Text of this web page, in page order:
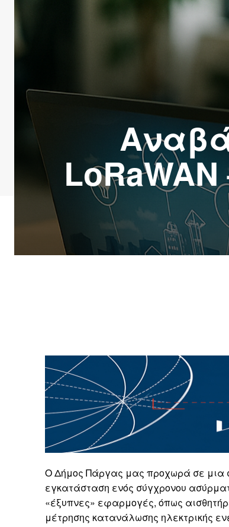
Ο Δήμος Πάργας μας προχωρά σε μια
εγκατάσταση ενός σύγχρονου
«έξυπνες» εφαρμογές, όπως
μέτρησης κατανάλωσης ηλεκτρικής